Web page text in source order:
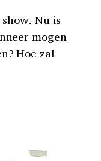
Nu is
mogen
Hoe zal